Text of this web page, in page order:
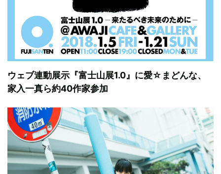
ウェブ連動展示『富士山展1.0』に愛☆まどんな、
家入一真ら約40作家参加